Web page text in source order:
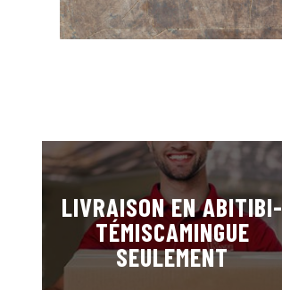
LIVRAISON EN ABITIBI-
TÉMISCAMINGUE
SEULEMENT